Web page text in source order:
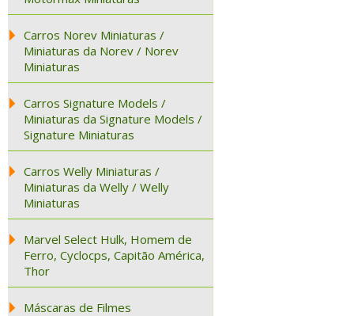
Carros Norev Miniaturas /
Miniaturas da Norev / Norev
Miniaturas
Carros Signature Models /
Miniaturas da Signature Models /
Signature Miniaturas
Carros Welly Miniaturas /
Miniaturas da Welly / Welly
Miniaturas
Marvel Select Hulk, Homem de
Ferro, Cyclocps, Capitão América,
Thor
Máscaras de Filmes